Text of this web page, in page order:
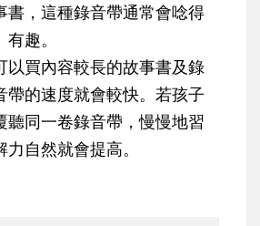
書，這種錄音帶通常會唸得
趣。
以買內容較長的故事書及錄
帶的速度就會較快。若孩子
聽同一卷錄音帶，慢慢地習
自然就會提高。